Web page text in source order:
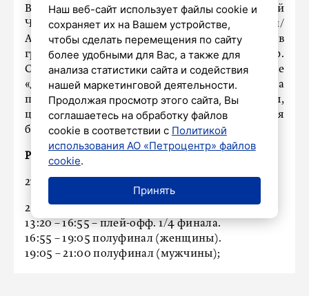
Василий Иванов/Никита Эверт, Николай
Чухненков/Владислав Аксенов и Егор Жаровин/
Александр Мартыненко. 27 июля – игры в
группах и 28 июля – матчи плей-офф.
Соревнования будут проходить на стадионе
«Динамо» и на площади Растрелли. 29 июля на
площади Растрелли пройдут финалы,
церемония награждения, активности для
болельщиков и концерт.
Расписание соревнований:
27 июля – 10:00 – 20:00 игры в группах;
28 июля – 10:00 – 13:20 плей-офф. 1/8 финала.
13:20 – 16:55 – плей-офф. 1/4 финала.
16:55 – 19:05 полуфинал (женщины).
19:05 – 21:00 полуфинал (мужчины);
Наш веб-сайт использует файлы cookie и
сохраняет их на Вашем устройстве,
чтобы сделать перемещения по сайту
более удобными для Вас, а также для
анализа статистики сайта и содействия
нашей маркетинговой деятельности.
Продолжая просмотр этого сайта, Вы
соглашаетесь на обработку файлов
cookie в соответствии с Политикой
использования АО «Петроцентр» файлов
cookie.
Принять